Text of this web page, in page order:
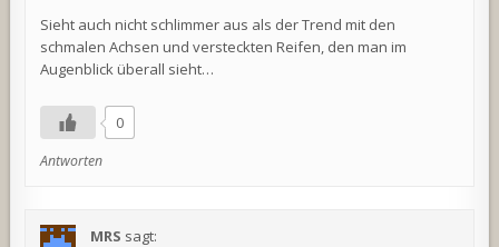
Sieht auch nicht schlimmer aus als der Trend mit den
schmalen Achsen und versteckten Reifen, den man im
Augenblick überall sieht…
0
Antworten
MRS sagt: